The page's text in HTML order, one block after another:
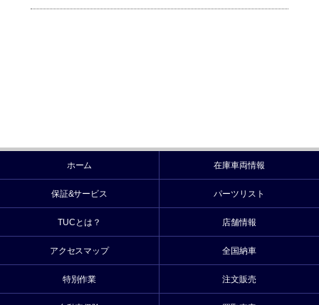
ホーム 在庫車両情報
保証&サービス パーツリスト
TUCとは？ 店舗情報
アクセスマップ 全国納車
特別作業 注文販売